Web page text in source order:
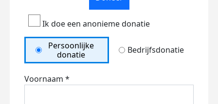
Ik doe een anonieme donatie
Persoonlijke
donatie
Bedrijfsdonatie
Voornaam *